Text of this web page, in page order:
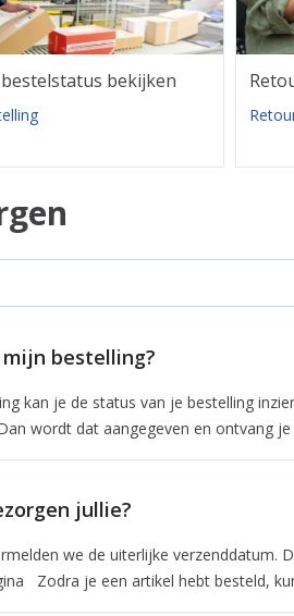
bekijken
bestelling?
kan je de status van je bestelling
wordt dat aangegeven en ontvang
jullie?
we de uiterlijke
Zodra je een artikel hebt besteld,